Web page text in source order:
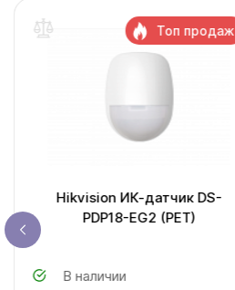
Hikvision ИК-датчик DS-
PDP18-EG2 (PET)
В наличии
Топ продаж